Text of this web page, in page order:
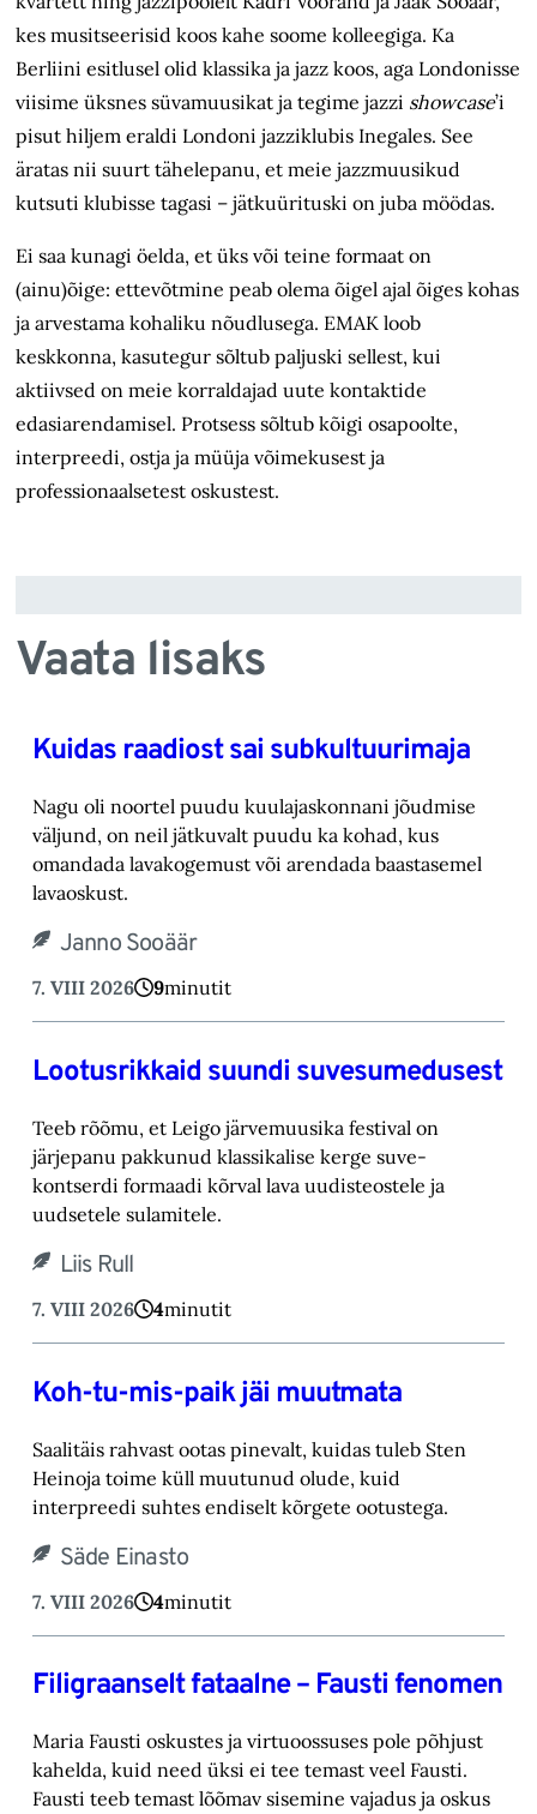
kes musitseerisid koos kahe soome kolleegiga. Ka
Berliini esitlusel olid klassika ja jazz koos, aga Londonisse
viisime üksnes süvamuusikat ja tegime jazzi showcase’i
pisut hiljem eraldi Londoni jazziklubis Inegales. See
äratas nii suurt tähelepanu, et meie jazzmuusikud
kutsuti klubisse tagasi – jätkuürituski on juba möödas.
Ei saa kunagi öelda, et üks või teine formaat on
(ainu)õige: ettevõtmine peab olema õigel ajal õiges kohas
ja arvestama kohaliku nõudlusega. EMAK loob
keskkonna, kasutegur sõltub paljuski sellest, kui
aktiivsed on meie korraldajad uute kontaktide
edasiarendamisel. Protsess sõltub kõigi osapoolte,
interpreedi, ostja ja müüja võimekusest ja
professionaalsetest oskustest.
Vaata lisaks
Kuidas raadiost sai subkultuurimaja
Nagu oli noortel puudu kuulajaskonnani jõudmise
väljund, on neil jätkuvalt puudu ka kohad, ‎kus
omandada lavakogemust või arendada baastasemel
lavaoskust.‎
Janno Sooäär
7. VIII 2026 9minutit
Lootusrikkaid suundi suvesumedusest
Teeb rõõmu, et Leigo järvemuusika festival on
järjepanu pakkunud klassikalise kerge suve-‎
kontserdi formaadi kõrval lava uudisteostele ja
uudsetele sulamitele.‎
Liis Rull
7. VIII 2026 4minutit
Koh-tu-mis-paik jäi muutmata
Saalitäis rahvast ootas pinevalt, kuidas tuleb Sten
Heinoja toime küll muutunud olude, kuid
‎interpreedi suhtes endiselt kõrgete ootustega.‎
Säde Einasto
7. VIII 2026 4minutit
Filigraanselt fataalne – Fausti fenomen
Maria Fausti oskustes ja virtuoossuses pole põhjust
kahelda, kuid need üksi ei tee temast ‎veel Fausti.
Fausti teeb temast lõõmav sisemine vajadus ja oskus